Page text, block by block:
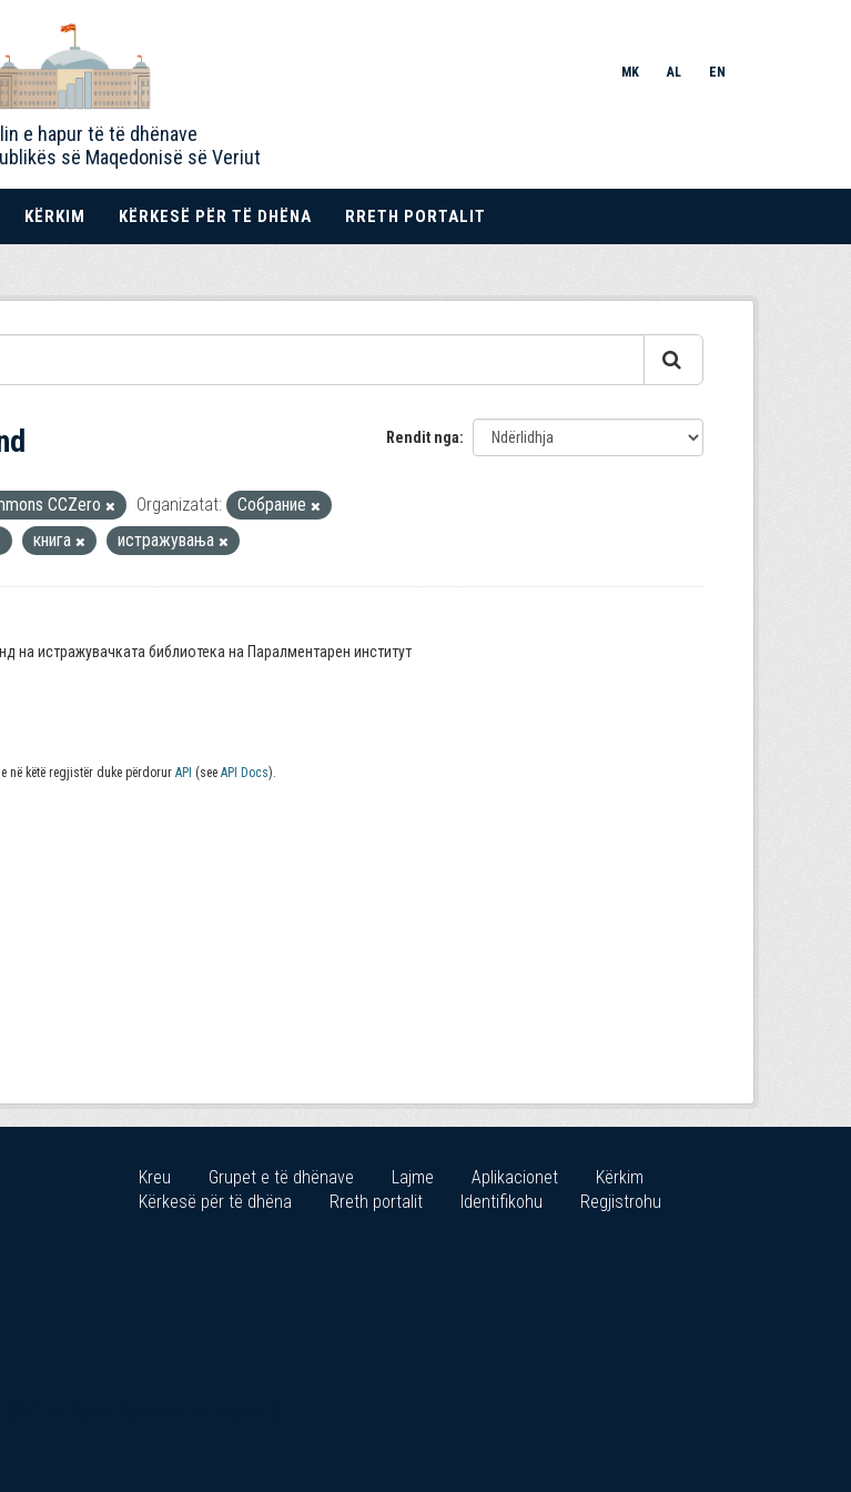
e hapur të të dhënave
së Maqedonisë së Veriut
MK AL EN
KËRKIM KËRKESË PËR TË DHËNA RRETH PORTALIT
Rendit nga
CCZero Organizatat:
Собрание
книга истражувања
на истражувачката библиотека на Паралментарен институт
në këtë regjistër duke përdorur API (see API Docs).
Kreu Grupet e të dhënave Lajme Aplikacionet
Kërkim
Kërkesë për të dhëna
Rreth portalit Identifikohu Regjistrohu